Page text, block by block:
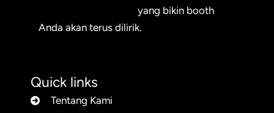
yang bikin booth
Anda akan terus dilirik.
Quick links
Tentang Kami